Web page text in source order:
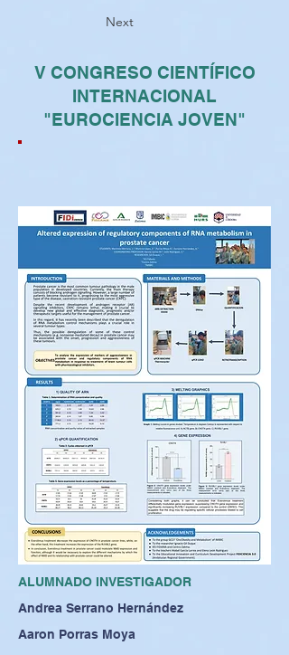
Next
V CONGRESO CIENTÍFICO
INTERNACIONAL
"EUROCIENCIA JOVEN"
ALUMNADO INVESTIGADOR
Andrea Serrano Hernández
Aaron Porras Moya